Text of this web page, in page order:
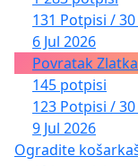
131 Potpisi /
6 Jul 2026
Povratak
145 potpisi
123 Potpisi /
9 Jul 2026
Ogradite